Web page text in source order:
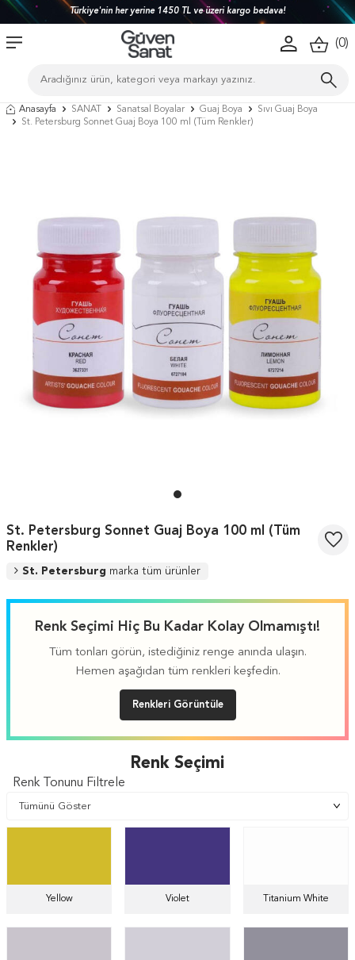
Türkiye'nin her yerine 1450 TL ve üzeri kargo bedava!
(0)
Anasayfa SANAT Sanatsal Boyalar Guaj Boya
Sıvı Guaj Boya
St. Petersburg Sonnet Guaj Boya 100 ml (Tüm Renkler)
St. Petersburg Sonnet Guaj Boya 100 ml (Tüm
Renkler)
St. Petersburg marka tüm ürünler
Renk Seçimi Hiç Bu Kadar Kolay Olmamıştı!
Tüm tonları görün, istediğiniz renge anında ulaşın.
Hemen aşağıdan tüm renkleri keşfedin.
Renkleri Görüntüle
Renk Seçimi
Renk Tonunu Filtrele
Yellow Violet Titanium White